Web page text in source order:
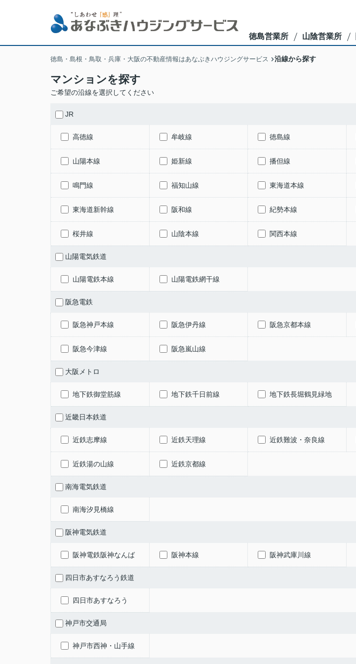
徳島営業所 山陰営業所
徳島・島根・鳥取・兵庫・大阪の不動産情報はあなぶきハウジングサービス 沿線から探す
マンションを探す
ご希望の沿線を選択してください
JR
高徳線 牟岐線 徳島線
山陽本線 姫新線 播但線
鳴門線 福知山線 東海道本線
東海道新幹線 阪和線 紀勢本線
桜井線 山陰本線 関西本線
山陽電気鉄道
山陽電鉄本線 山陽電鉄網干線
阪急電鉄
阪急神戸本線 阪急伊丹線 阪急京都本線
阪急今津線 阪急嵐山線
大阪メトロ
地下鉄御堂筋線 地下鉄千日前線 地下鉄長堀鶴見緑地
近畿日本鉄道
近鉄志摩線 近鉄天理線 近鉄難波・奈良線
近鉄湯の山線 近鉄京都線
南海電気鉄道
南海汐見橋線
阪神電気鉄道
阪神電鉄阪神なんば 阪神本線 阪神武庫川線
四日市あすなろう鉄道
四日市あすなろう
神戸市交通局
神戸市西神・山手線